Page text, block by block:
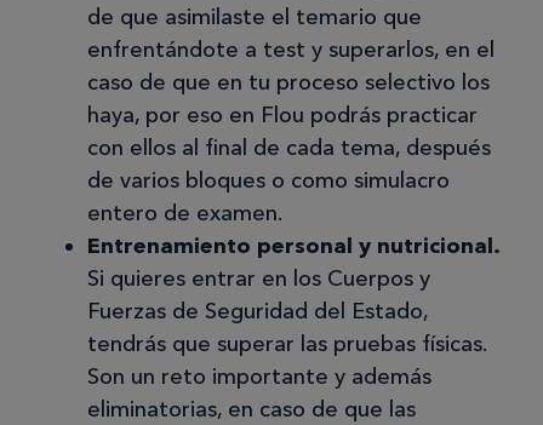
academia, estuve año y medio con las
oposiciones a auxiliar administrativo
de la seguridad social y cuando llegué
al examen me di cuenta que los tipo
test que estuve practicando no se
parecían en nada. Me comentaron
había cambiado en esa convocatoria
la forma del examen, pero bueno,
deberían haberme informado. Ahora
me han dado nueva información
adaptada, pero la verdad es que me
encuentro desmotivada porque debo
esperar a la próxima convocatoria.
de que asimilaste el temario que
enfrentándote a test y superarlos, en el
caso de que en tu proceso selectivo los
haya, por eso en Flou podrás practicar
con ellos al final de cada tema, después
de varios bloques o como simulacro
entero de examen.
Entrenamiento personal y nutricional.
Si quieres entrar en los Cuerpos y
Fuerzas de Seguridad del Estado,
tendrás que superar las pruebas físicas.
Son un reto importante y además
eliminatorias, en caso de que las